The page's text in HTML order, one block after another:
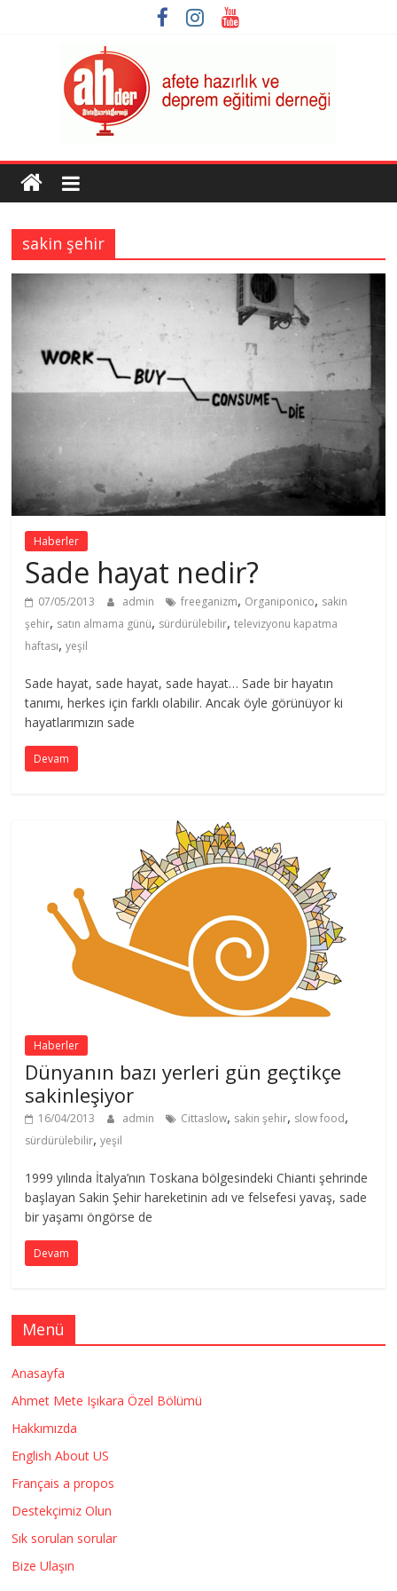
AHDER
Afete
ve
Deprem
Eğitimi
Derneği
sakin şehir
Haberler
Sade hayat nedir?
07/05/2013 admin freeganizm, Organiponico, sakin
şehir, satın almama günü, sürdürülebilir,televizyonu kapatma
haftası,yeşil
Sade hayat, sade hayat, sade hayat… Sade bir hayatın
tanımı, herkes için farklı olabilir. Ancak öyle görünüyor ki
hayatlarımızın sade
Devam
Haberler
Dünyanın bazı yerleri gün geçtikçe
sakinleşiyor
16/04/2013 admin Cittaslow, sakin şehir, slow food,
sürdürülebilir,yeşil
1999 yılında İtalya’nın Toskana bölgesindeki Chianti şehrinde
başlayan Sakin Şehir hareketinin adı ve felsefesi yavaş, sade
bir yaşamı öngörse de
Devam
Menü
Anasayfa
Ahmet Mete Işıkara Özel Bölümü
Hakkımızda
English About US
Français a propos
Destekçimiz Olun
Sık sorulan sorular
Bize Ulaşın